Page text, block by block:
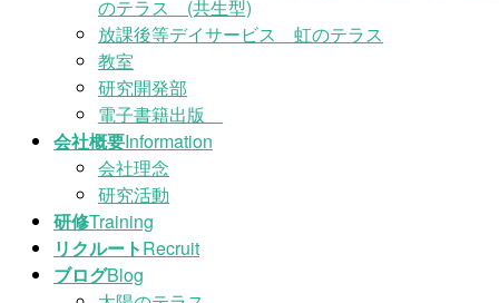
のテラス (共生型)
放課後等デイサービス 虹のテラス
教室
研究開発部
電子書籍出版
会社概要Information
会社理念
研究活動
研修Training
リクルートRecruit
ブログBlog